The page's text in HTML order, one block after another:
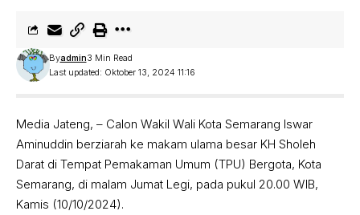
Last updated: Oktober 13, 2024 11:16
Byadmin3 Min Read
Media Jateng, – Calon Wakil Wali Kota Semarang Iswar
Aminuddin berziarah ke makam ulama besar KH Sholeh
Darat di Tempat Pemakaman Umum (TPU) Bergota, Kota
Semarang, di malam Jumat Legi, pada pukul 20.00 WIB,
Kamis (10/10/2024).